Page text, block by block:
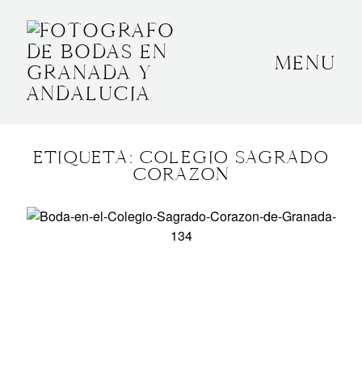
MENU
ETIQUETA: COLEGIO SAGRADO
CORAZON
BODAS
OTROS